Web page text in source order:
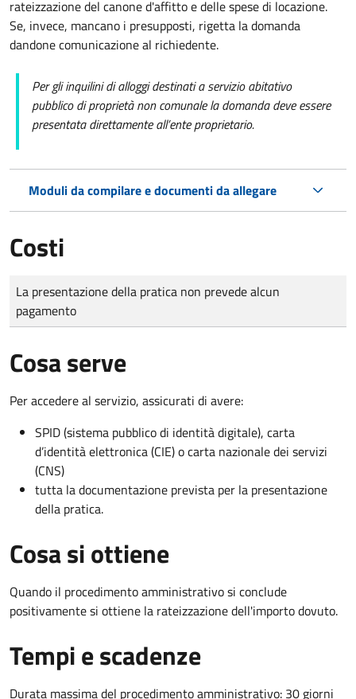
rateizzazione del canone d'affitto e delle spese di locazione.
Se, invece, mancano i presupposti, rigetta la domanda
dandone comunicazione al richiedente.
Per gli inquilini di alloggi destinati a servizio abitativo
pubblico di proprietà non comunale la domanda deve essere
presentata direttamente all’ente proprietario.
Moduli da compilare e documenti da allegare
Costi
Tipo di pagamento
Importo
La presentazione della pratica non prevede alcun
pagamento
Cosa serve
Per accedere al servizio, assicurati di avere:
SPID (sistema pubblico di identità digitale), carta
d’identità elettronica (CIE) o carta nazionale dei servizi
(CNS)
tutta la documentazione prevista per la presentazione
della pratica.
Cosa si ottiene
Quando il procedimento amministrativo si conclude
positivamente si ottiene la rateizzazione dell'importo dovuto.
Tempi e scadenze
Durata massima del procedimento amministrativo: 30 giorni